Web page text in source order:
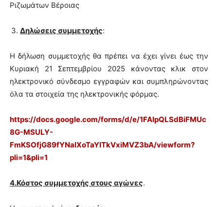
Ριζωμάτων Βέροιας
Δηλώσεις συμμετοχής:
Η δήλωση συμμετοχής θα πρέπει να έχει γίνει έως την
Κυριακή 21 Σεπτεμβρίου 2025 κάνοντας κλικ στον
ηλεκτρονικό σύνδεσμο εγγραφών και συμπληρώνοντας
όλα τα στοιχεία της ηλεκτρονικής φόρμας.
https://docs.google.com/forms/d/e/1FAIpQLSdBiFMUc
8G-MSULY-
FmKSOfjG89fYNalXoTaYITkVxiMVZ3bA/viewform?
pli=1&pli=1
4.Κόστος συμμετοχής στους αγώνες.